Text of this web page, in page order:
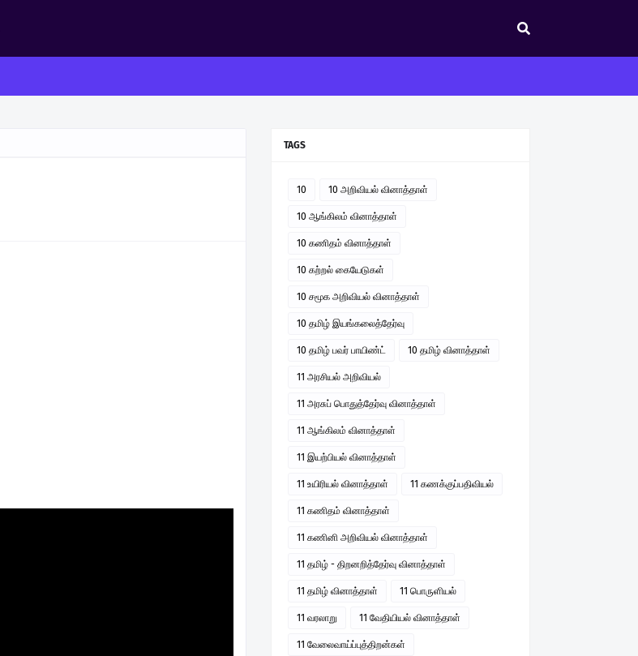
TAGS
10 10 அறிவியல் வினாத்தாள்
10 ஆங்கிலம் வினாத்தாள்
10 கணிதம் வினாத்தாள்
10 கற்றல் கையேடுகள்
10 சமூக அறிவியல் வினாத்தாள்
10 தமிழ் இயங்கலைத்தேர்வு
10 தமிழ் பவர் பாயிண்ட் 10 தமிழ் வினாத்தாள்
11 அரசியல் அறிவியல்
11 அரசுப் பொதுத்தேர்வு வினாத்தாள்
11 ஆங்கிலம் வினாத்தாள்
11 இயற்பியல் வினாத்தாள்
11 உயிரியல் வினாத்தாள் 11 கணக்குப்பதிவியல்
11 கணிதம் வினாத்தாள்
11 கணினி அறிவியல் வினாத்தாள்
11 தமிழ் - திறனறித்தேர்வு வினாத்தாள்
11 தமிழ் வினாத்தாள் 11 பொருளியல்
11 வரலாறு 11 வேதியியல் வினாத்தாள்
11 வேலைவாய்ப்புத்திறன்கள்